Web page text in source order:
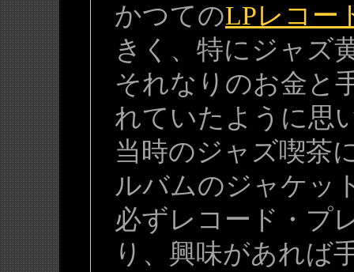
かつてのLPレコー
きく、特にジャズ
それなりのお金と
れていたように思
当時のジャズ喫茶
ルバムのジャケッ
必ずレコード・プ
り、興味があれば